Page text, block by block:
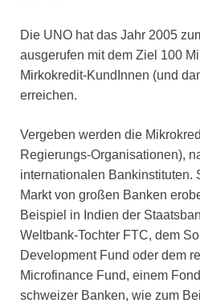
Die UNO hat das Jahr 2005
ausgerufen mit dem Ziel 100
Mirkokredit-KundInnen (und
erreichen.
Vergeben werden die
Regierungs-Organisationen),
internationalen Bankinstituten.
Markt von großen Banken
Beispiel in Indien der
Weltbank-Tochter FTC, dem
Development Fund oder dem
Microfinance Fund, einem
schweizer Banken, wie zum